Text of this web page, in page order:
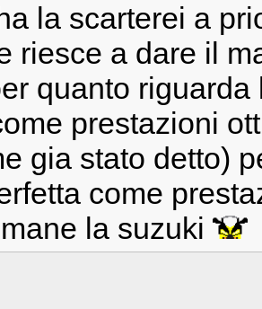
la scarterei a
riesce a dare il
quanto
prestazioni
gia stato detto)
come
la suzuki